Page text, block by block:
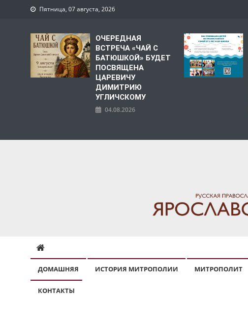
Пятница, 07 августа, 2026
ОЧЕРЕДНАЯ
ВСТРЕЧА «ЧАЙ С
БАТЮШКОЙ» БУДЕТ
ПОСВЯЩЕНА
ЦАРЕВИЧУ
ДИМИТРИЮ
УГЛИЧСКОМУ
04.08.2026
ДОМАШНЯЯ ИСТОРИЯ МИТРОПОЛИИ МИТРОПОЛИТ
КОНТАКТЫ